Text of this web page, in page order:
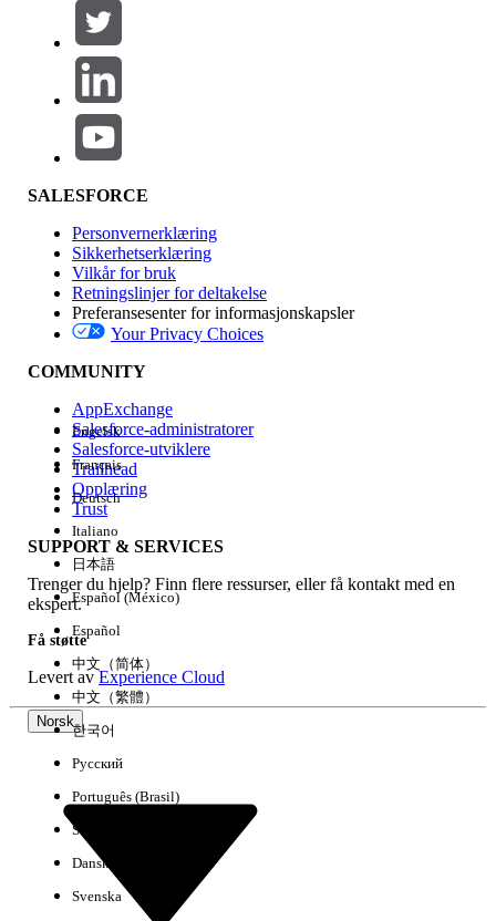
Produktområde
Funksjonsinnvirkning
Utgave
Erfaring
Fjern alle Utført
SALESFORCE
Personvernerklæring
Sikkerhetserklæring
Vilkår for bruk
Retningslinjer for deltakelse
Preferansesenter for informasjonskapsler
Your Privacy Choices
COMMUNITY
AppExchange
Salesforce-administratorer
Salesforce-utviklere
Trailhead
Opplæring
Trust
SUPPORT & SERVICES
Trenger du hjelp? Finn flere ressurser, eller få kontakt med en
ekspert.
Få støtte
Levert avExperience Cloud
Norsk
Engelsk
Français
Deutsch
Italiano
日本語
Español (México)
Español
中文（简体）
中文（繁體）
한국어
Русский
Português (Brasil)
Suomi
Dansk
Svenska